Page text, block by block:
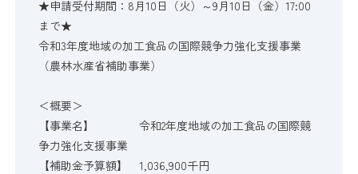
★申請受付期間：8月10日（火）～9月10日（金）17:00
まで★
令和3年度地域の加工食品の国際競争力強化支援事業
（農林水産省補助事業）
＜概要＞
【事業名】 令和2年度地域の加工食品の国際競
争力強化支援事業
【補助金予算額】 1,036,900千円